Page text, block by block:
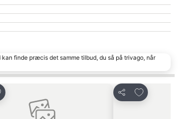
finde præcis det samme tilbud, du så på trivago, når
til favoritter
Del
Føj til favoritter